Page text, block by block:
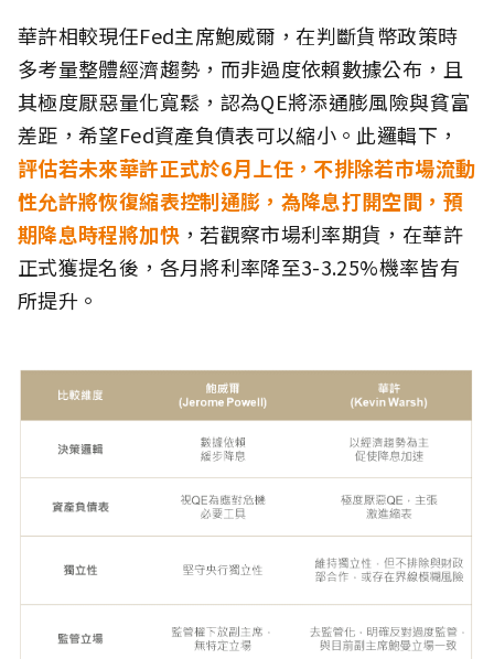
華許相較現任Fed主席鮑威爾，在判斷貨幣政策時
多考量整體經濟趨勢，而非過度依賴數據公布，且
其極度厭惡量化寬鬆，認為QE將添通膨風險與貧富
差距，希望Fed資產負債表可以縮小。此邏輯下，
評估若未來華許正式於6月上任，不排除若市場流動
性允許將恢復縮表控制通膨，為降息打開空間，預
期降息時程將加快，若觀察市場利率期貨，在華許
正式獲提名後，各月將利率降至3-3.25%機率皆有
所提升。